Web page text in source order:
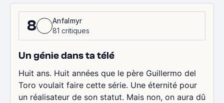
8
Anfalmyr
81 critiques
Un génie dans ta télé
Huit ans. Huit années que le père Guillermo del
Toro voulait faire cette série. Une éternité pour
un réalisateur de son statut. Mais non, on aura dû